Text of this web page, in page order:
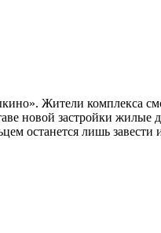
Жители комплекса
новой застройки жилые
останется лишь